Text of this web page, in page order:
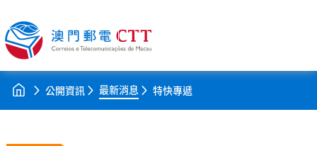
公開資訊 最新消息 特快專遞